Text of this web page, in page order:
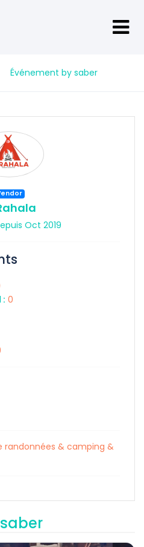
Événement by saber
Oct 2019
: 0
randonnées & camping &